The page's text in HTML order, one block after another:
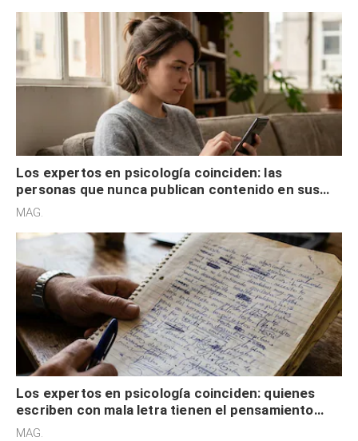
Los expertos en psicología coinciden: las
personas que nunca publican contenido en sus
redes sociales no pretenden buscar validación
MAG.
Los expertos en psicología coinciden: quienes
escriben con mala letra tienen el pensamiento
acelerado y no lo hacen por desinterés
MAG.